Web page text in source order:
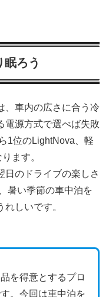
ろう
、車内の広さに合う冷
電源方式で選べば失敗
1位のLightNova、軽
ます。
日のドライブの楽しさ
暑い季節の車中泊を
しいです。
を得意とするプロ
。今回は車中泊を